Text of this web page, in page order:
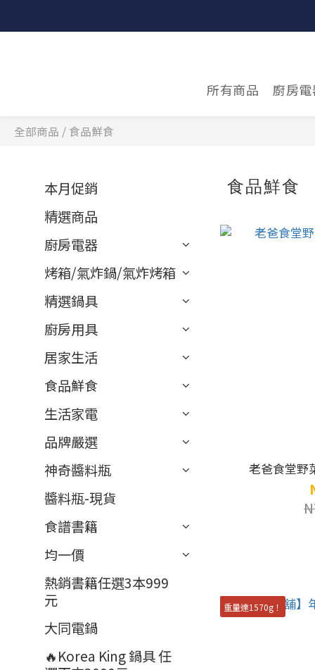
所有商品 廚房電
全部商品 / 食品鮮食
本月促銷
精選商品
廚房電器
烤箱/氣炸鍋/氣炸烤箱
精選鍋具
廚房用具
居家生活
食品鮮食
生活家電
品牌嚴選
神奇醬料瓶
醬料瓶-現貨
食譜書籍
均一價
熱銷書籍任選3本999
元
大同電鍋
🔥Korea King 鍋具 任
食品鮮食
老爸食堂野
重量達1570g！